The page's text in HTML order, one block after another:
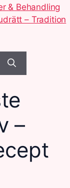
& Behandling
– Tradition
–